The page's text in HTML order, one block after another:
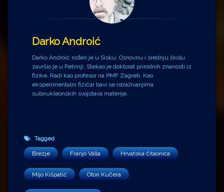
Darko Androić
Darko Androić rođen je u Sisku. Osnovnu i srednju školu
završio je u Petrinji. Stekao je doktorat prirodnih znanosti iz
fizike. Radi kao profesor na PMF Zagreb. Kao
eksperimentalni fizičar bavi se istraživanjima
subnukleonskih svojstava materije.
Tagged
Brezje Franjo Valla Hrvatska čitaonica
Mijo Kišpatić Oton Kučera